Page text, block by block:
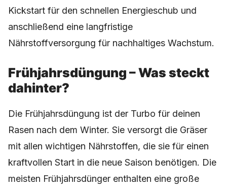
Kickstart für den schnellen Energieschub und
anschließend eine langfristige
Nährstoffversorgung für nachhaltiges Wachstum.
Frühjahrsdüngung – Was steckt
dahinter?
Die Frühjahrsdüngung ist der Turbo für deinen
Rasen nach dem Winter. Sie versorgt die Gräser
mit allen wichtigen Nährstoffen, die sie für einen
kraftvollen Start in die neue Saison benötigen. Die
meisten Frühjahrsdünger enthalten eine große